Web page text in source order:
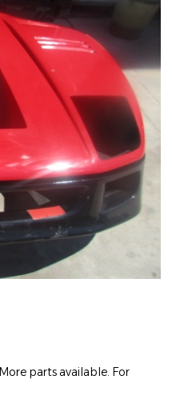
parts available. For